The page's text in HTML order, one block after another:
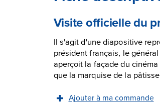
Visite officielle du
Il s'agit d'une diapositive
président français, le
aperçoit la façade du
que la marquise de la